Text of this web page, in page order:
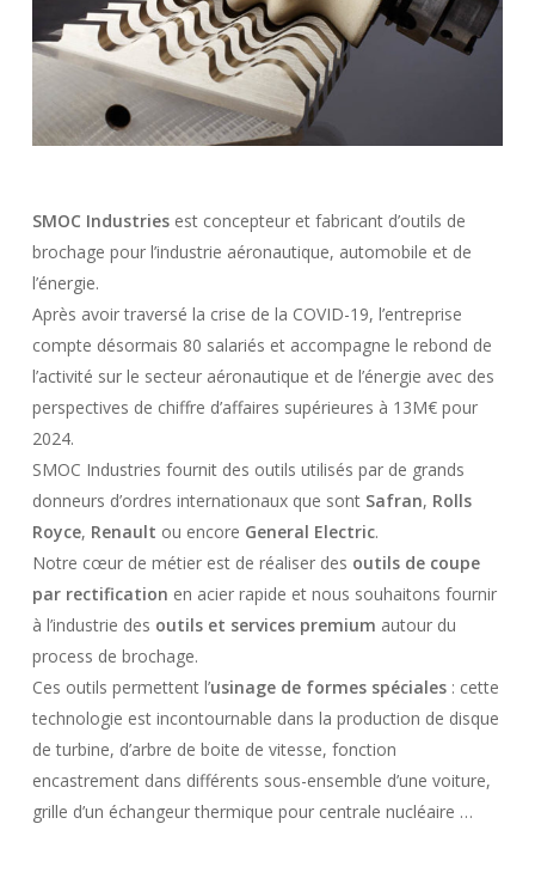
SMOC Industriesest concepteur et fabricant d’outils de
brochage pour l’industrie aéronautique, automobile et de
l’énergie.
Après avoir traversé la crise de la COVID-19, l’entreprise
compte désormais 80 salariés et accompagne le rebond de
l’activité sur le secteur aéronautique et de l’énergie avec des
perspectives de chiffre d’affaires supérieures à 13M€ pour
2024.
SMOC Industries fournit des outils utilisés par de grands
donneurs d’ordres internationaux que sont Safran, Rolls
Royce, Renault ou encore General Electric.
Notre cœur de métier est de réaliser des outils de coupe
par rectification en acier rapide et nous souhaitons fournir
à l’industrie des outils et services premium autour du
process de brochage.
Ces outils permettent l’usinage de formes spéciales: cette
technologie est incontournable dans la production de disque
de turbine, d’arbre de boite de vitesse, fonction
encastrement dans différents sous-ensemble d’une voiture,
grille d’un échangeur thermique pour centrale nucléaire …